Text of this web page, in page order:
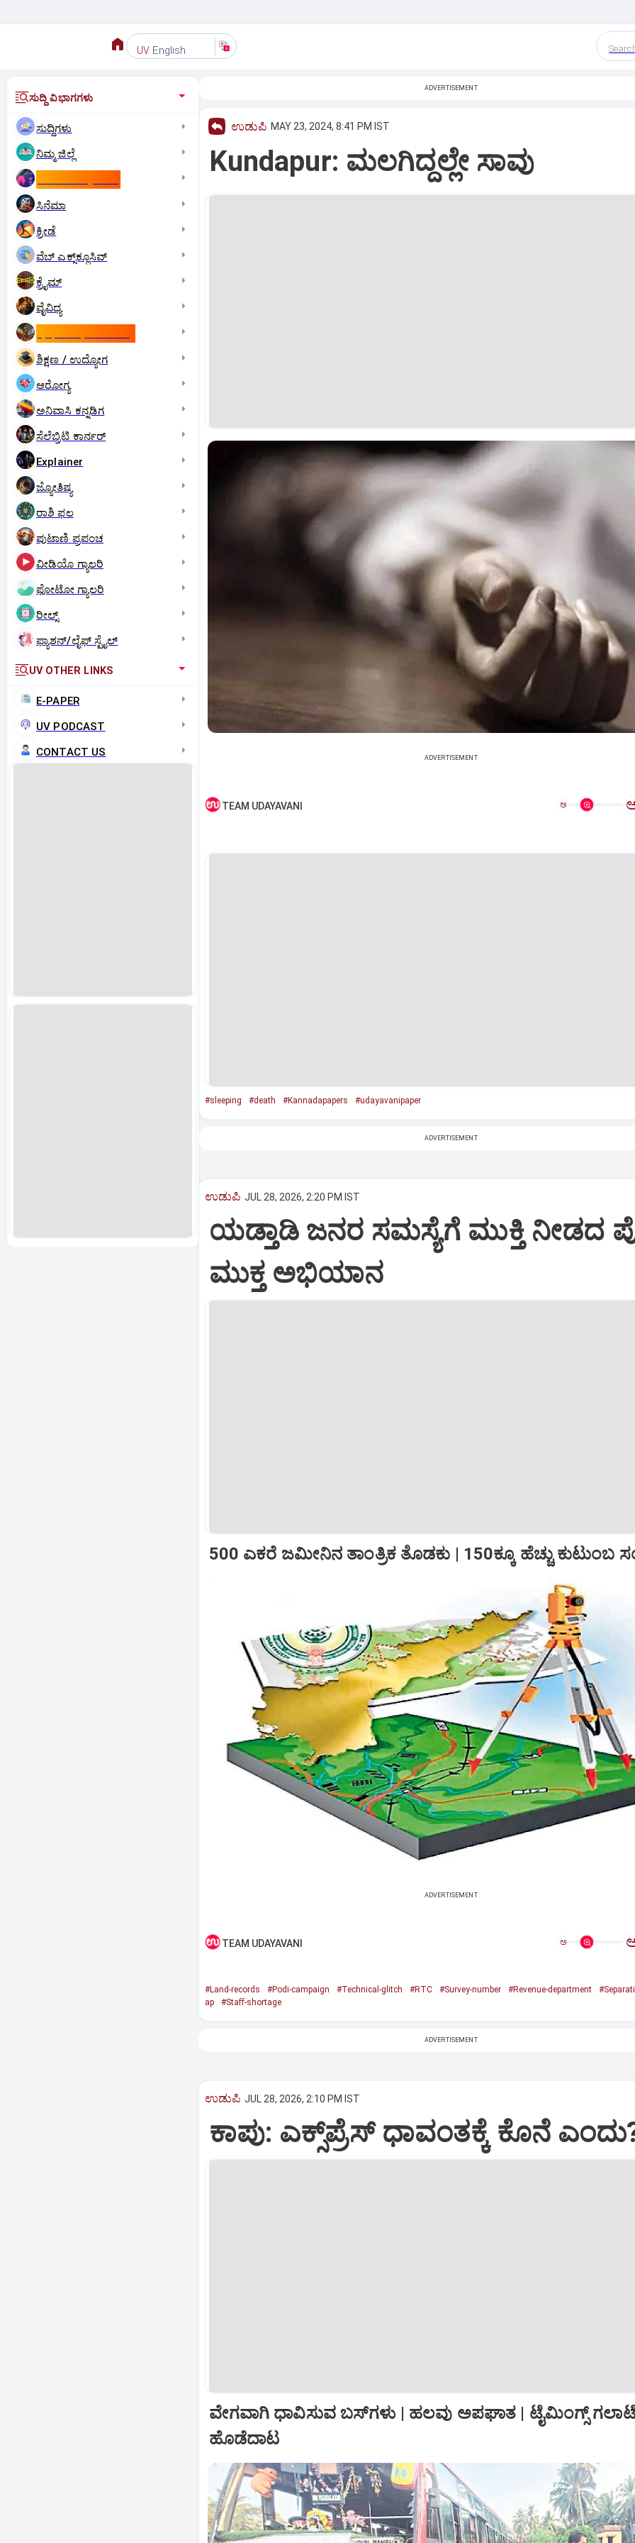
UV English
ಸುದ್ದಿ ವಿಭಾಗಗಳು
ಸುದ್ದಿಗಳು
ನಿಮ್ಮ ಜಿಲ್ಲೆ
ಸಿನೆಮಾ
ಕ್ರೀಡೆ
ವೆಬ್ ಎಕ್ಸ್‌ಕ್ಲೂಸಿವ್
ಕ್ರೈಮ್
ವೈವಿಧ್ಯ
ಶಿಕ್ಷಣ / ಉದ್ಯೋಗ
ಆರೋಗ್ಯ
ಅನಿವಾಸಿ ಕನ್ನಡಿಗ
ಸೆಲೆಬ್ರಿಟಿ ಕಾರ್ನರ್‌
Explainer
ಜ್ಯೋತಿಷ್ಯ
ರಾಶಿ ಫಲ
ಪುಟಾಣಿ ಪ್ರಪಂಚ
ವೀಡಿಯೊ ಗ್ಯಾಲರಿ
ಫೋಟೋ ಗ್ಯಾಲರಿ
ರೀಲ್ಸ್
ಫ್ಯಾಶನ್/ಲೈಫ್‌ ಸ್ಟೈಲ್
UV OTHER LINKS
E-PAPER
UV PODCAST
CONTACT US
ADVERTISEMENT
ಉಡುಪಿ MAY 23, 2024, 8:41 PM IST
Kundapur: ಮಲಗಿದ್ದಲ್ಲೇ ಸಾವು
ADVERTISEMENT
TEAM UDAYAVANI ಅ
#sleeping #death #Kannadapapers #udayavanipaper
ADVERTISEMENT
ಉಡುಪಿ JUL 28, 2026, 2:20 PM IST
ಯಡ್ತಾಡಿ ಜನರ ಸಮಸ್ಯೆಗೆ ಮುಕ್ತಿ ನೀಡದ
ಮುಕ್ತ ಅಭಿಯಾನ
500 ಎಕರೆ ಜಮೀನಿನ ತಾಂತ್ರಿಕ ತೊಡಕು | 150ಕ್ಕೂ ಹೆಚ್ಚು ಕುಟುಂಬ
ADVERTISEMENT
TEAM UDAYAVANI ಅ
#Land-records #Podi-campaign #Technical-glitch #RTC #Survey-number #Revenue-department
ap
#Staff-shortage
ADVERTISEMENT
ಉಡುಪಿ JUL 28, 2026, 2:10 PM IST
ಕಾಪು: ಎಕ್ಸ್‌ಪ್ರೆಸ್‌ ಧಾವಂತಕ್ಕೆ ಕೊನೆ
ವೇಗವಾಗಿ ಧಾವಿಸುವ ಬಸ್‌ಗಳು | ಹಲವು ಅಪಘಾತ | ಟೈಮಿಂಗ್ಸ್
ಹೊಡೆದಾಟ